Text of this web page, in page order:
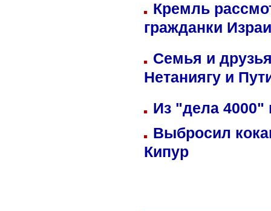
Кремль
гражданки
Семья и
Нетаниягу и
Из "дела 4000"
Выбросил
Кипур